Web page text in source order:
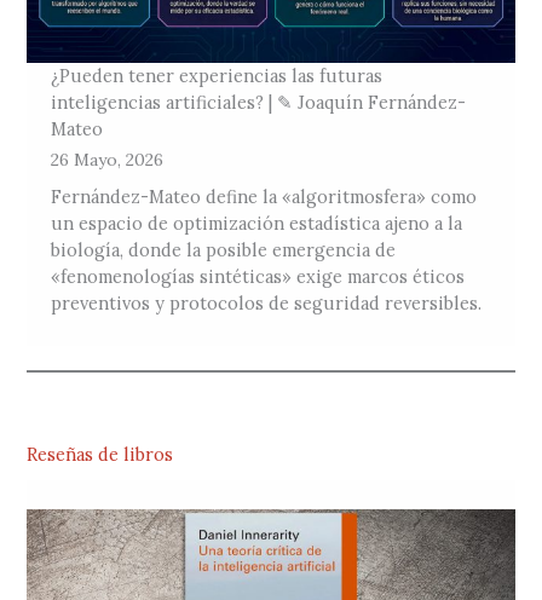
¿Pueden tener experiencias las futuras
inteligencias artificiales? | ✎ Joaquín Fernández-
Mateo
26 Mayo, 2026
Fernández-Mateo define la «algoritmosfera» como
un espacio de optimización estadística ajeno a la
biología, donde la posible emergencia de
«fenomenologías sintéticas» exige marcos éticos
preventivos y protocolos de seguridad reversibles.
Reseñas de libros